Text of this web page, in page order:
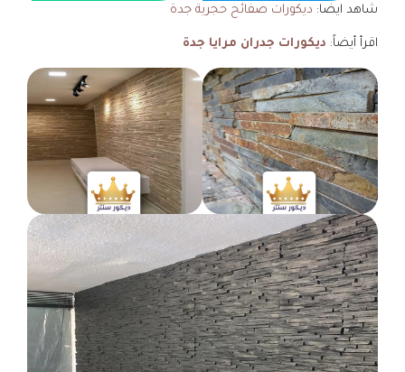
شاهد ايضا: ديكورات صفائح حجرية جدة
اقرأ أيضاً: ديكورات جدران مرايا جدة